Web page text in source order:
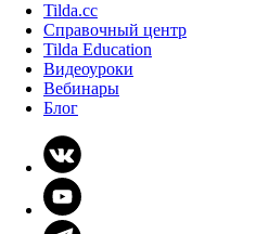
Tilda.cc
Справочный центр
Tilda Education
Видеоуроки
Вебинары
Блог